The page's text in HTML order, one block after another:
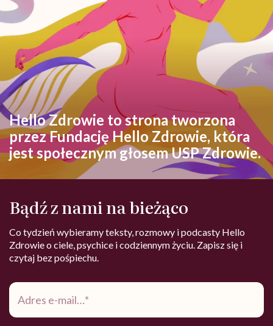
Hello Zdrowie to strona tworzona
przez Fundację Hello Zdrowie, która
jest społecznym głosem USP Zdrowie.
Bądź z nami na bieżąco
Co tydzień wybieramy teksty, rozmowy i podcasty Hello
Zdrowie o ciele, psychice i codziennym życiu. Zapisz się i
czytaj bez pośpiechu.
Adres
mail*